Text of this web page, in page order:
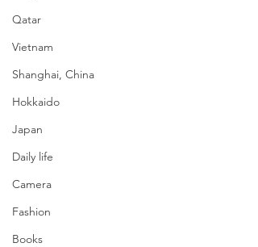
Qatar
Vietnam
Shanghai, China
Hokkaido
Japan
Daily life
Camera
Fashion
Books